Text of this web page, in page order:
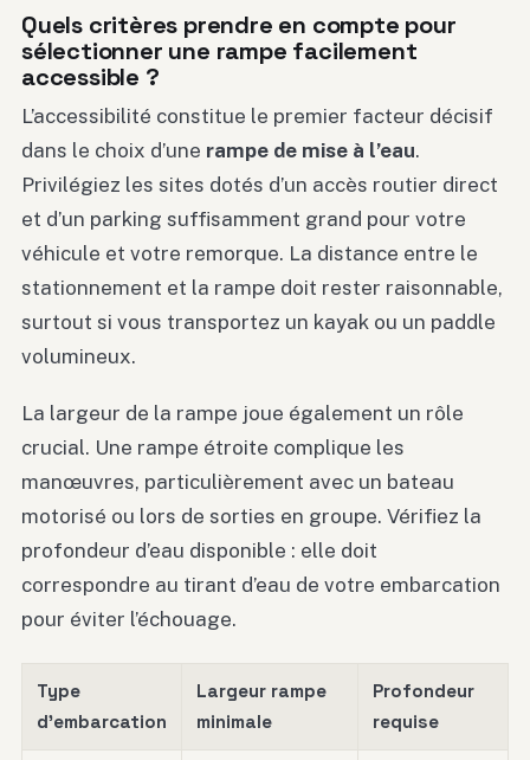
Quels critères prendre en compte pour
sélectionner une rampe facilement
accessible ?
L’accessibilité constitue le premier facteur décisif
dans le choix d’une rampe de mise à l’eau.
Privilégiez les sites dotés d’un accès routier direct
et d’un parking suffisamment grand pour votre
véhicule et votre remorque. La distance entre le
stationnement et la rampe doit rester raisonnable,
surtout si vous transportez un kayak ou un paddle
volumineux.
La largeur de la rampe joue également un rôle
crucial. Une rampe étroite complique les
manœuvres, particulièrement avec un bateau
motorisé ou lors de sorties en groupe. Vérifiez la
profondeur d’eau disponible : elle doit
correspondre au tirant d’eau de votre embarcation
pour éviter l’échouage.
Type
d’embarcation
Largeur rampe
minimale
Profondeur
requise